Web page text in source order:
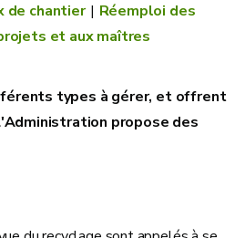
de chantier
Réemploi des
et aux maîtres
types à gérer, et offrent
propose des